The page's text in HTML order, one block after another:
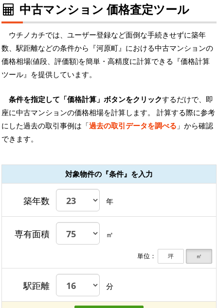
中古マンション 価格査定ツール
ウチノカチでは、ユーザー登録など面倒な手続きせずに築年
数、駅距離などの条件から『河原町』における中古マンションの
価格相場(値段、評価額)を簡単・高精度に計算できる『価格計算
ツール』を提供しています。
条件を指定して「価格計算」ボタンをクリックするだけで、即
座に中古マンションの価格相場を計算します。 計算する際に参考
にした過去の取引事例は「過去の取引データを調べる 」から確認
できます。
対象物件の『条件』を入力
築年数 年
専有面積 ㎡
単位： 坪 ㎡
駅距離 分